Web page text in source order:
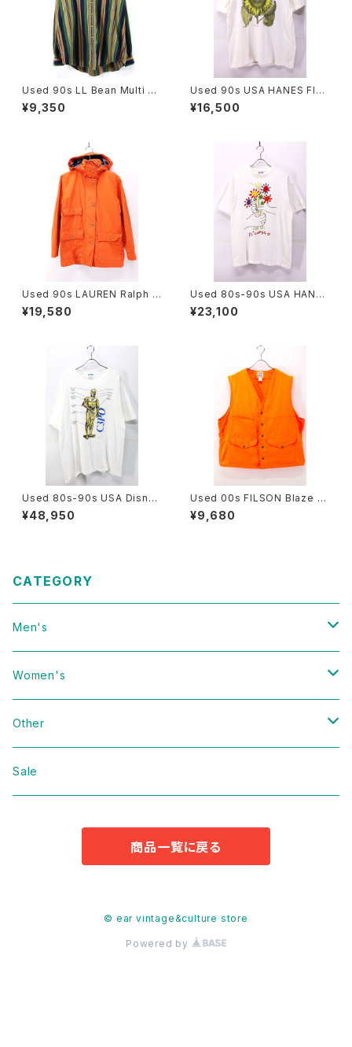
Used 90s LL Bean Multi C
olor Stripes Cotton Shirt Si
ze XL 古着
¥9,350
Used 90s USA HANES Flos
Solis maior Sun Flower Art
Graphic T-Shirt Size L 古着
¥16,500
Used 90s LAUREN Ralph L
auren Blaze Orange Middl
e Jacket Size S 相当 古着
¥19,580
Used 80s-90s USA HANES
PICASSO The Bouquet Art
Graphic T-Shirt Size L 古着
¥23,100
Used 80s-90s USA Disney
STAR WARS C3PO Graphic
T-Shirt Size Free 古着
¥48,950
Used 00s FILSON Blaze Or
ange Hunting Vest Size 46
古着
¥9,680
CATEGORY
Men's
Vintage
Domestic
Jacket
Women's
Vintage
Domestic
Other
bag
Accessories
Sale
商品一覧に戻る
© ear vintage&culture store
Powered by